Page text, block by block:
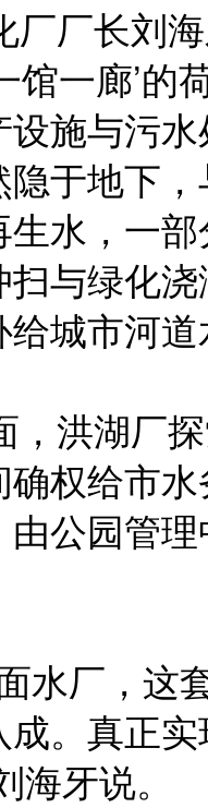
厂长刘
馆一廊’
施与污
于地下
水，一
与绿化
城市河
洪湖厂
权给市
公园管
水厂，这
。真正
牙说。